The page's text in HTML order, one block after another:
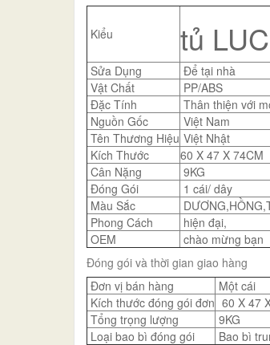
Kiểu tủ
Sửa Dụng
Để tại nhà
Vật Chất
PP/ABS
Đặc Tính
Thân thiện với
Nguồn Gốc
Việt Nam
Tên Thương Hiệu Việt Nhật
Kích Thước
60 X 47 X 74CM
Cân Nặng
9KG
Đóng Gói
1 cái/ dây
Màu Sắc
Phong Cách
hiện đại,
OEM
chào mừng bạn
Đóng gói và thời gian giao hàng
Đơn vị bán hàng
Một cái
Kích thước đóng gói đơn 60 X 47
Tổng trọng lượng
9KG
Loại bao bì đóng gói
Bao bì